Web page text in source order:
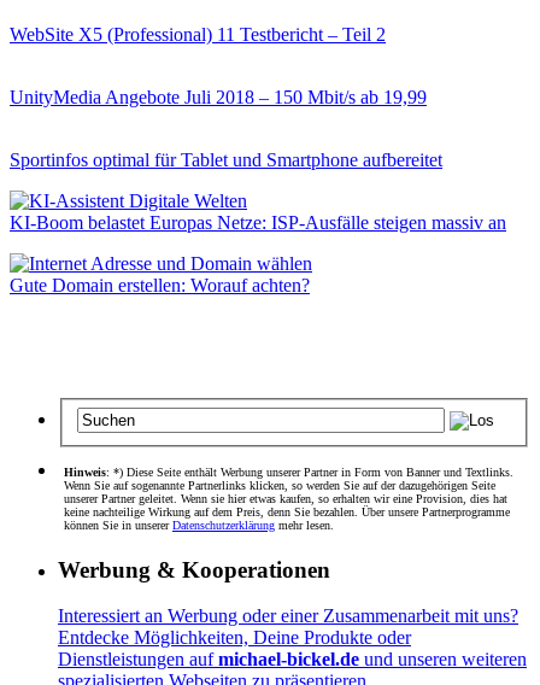
WebSite X5 (Professional) 11 Testbericht – Teil 2
UnityMedia Angebote Juli 2018 – 150 Mbit/s ab 19,99
Sportinfos optimal für Tablet und Smartphone aufbereitet
KI-Boom belastet Europas Netze: ISP-Ausfälle steigen massiv an
Gute Domain erstellen: Worauf achten?
Hinweis: *) Diese Seite enthält Werbung unserer Partner in Form von Banner und Textlinks.
Wenn Sie auf sogenannte Partnerlinks klicken, so werden Sie auf der dazugehörigen Seite
unserer Partner geleitet. Wenn sie hier etwas kaufen, so erhalten wir eine Provision, dies hat
keine nachteilige Wirkung auf dem Preis, denn Sie bezahlen. Über unsere Partnerprogramme
können Sie in unsererDatenschutzerklärung mehr lesen.
Werbung & Kooperationen
Interessiert an Werbung oder einer Zusammenarbeit mit uns?
Entdecke Möglichkeiten, Deine Produkte oder
Dienstleistungen aufmichael-bickel.de und unseren weiteren